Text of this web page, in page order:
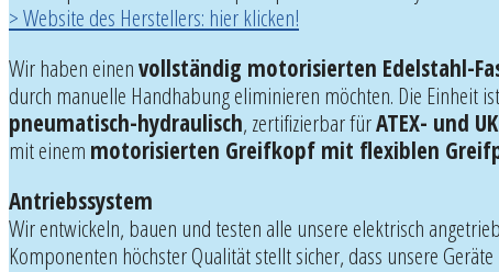
> Website des Herstellers: hier klicken!
Wir haben einenvollständig motorisierten Edelstahl-
durch manuelle Handhabung eliminieren möchten. Die Einheit
pneumatisch-hydraulisch, zertifizierbar fürATEX- und
mit einem motorisierten Greifkopf mit flexiblen
Antriebssystem
Wir entwickeln, bauen und testen alle unsere elektrisch
Komponenten höchster Qualität stellt sicher, dass unsere